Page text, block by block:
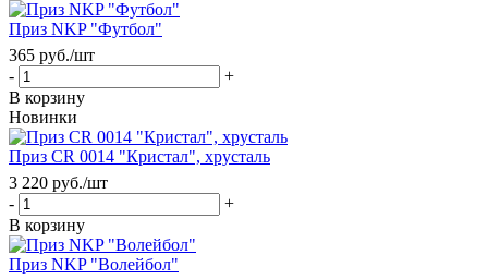
Приз NKP "Футбол"
365 руб./шт
-
+
В корзину
Новинки
Приз CR 0014 "Кристал", хрусталь
3 220 руб./шт
-
+
В корзину
Приз NKP "Волейбол"